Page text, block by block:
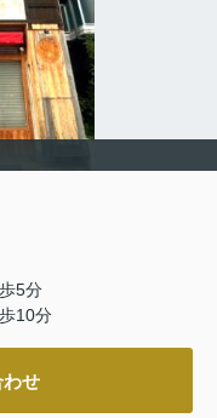
5分
10分
せ